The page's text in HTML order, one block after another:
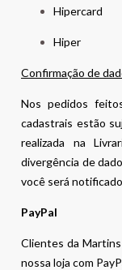
Hipercard
Hiper
Confirmação de
Nos pedidos
cadastrais estão
realizada na
divergência de
você será
PayPal
Clientes da
nossa loja com